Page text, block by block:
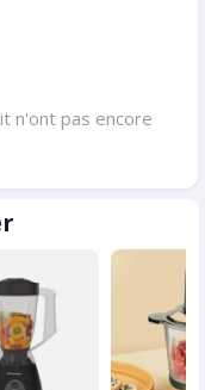
n'ont pas encore